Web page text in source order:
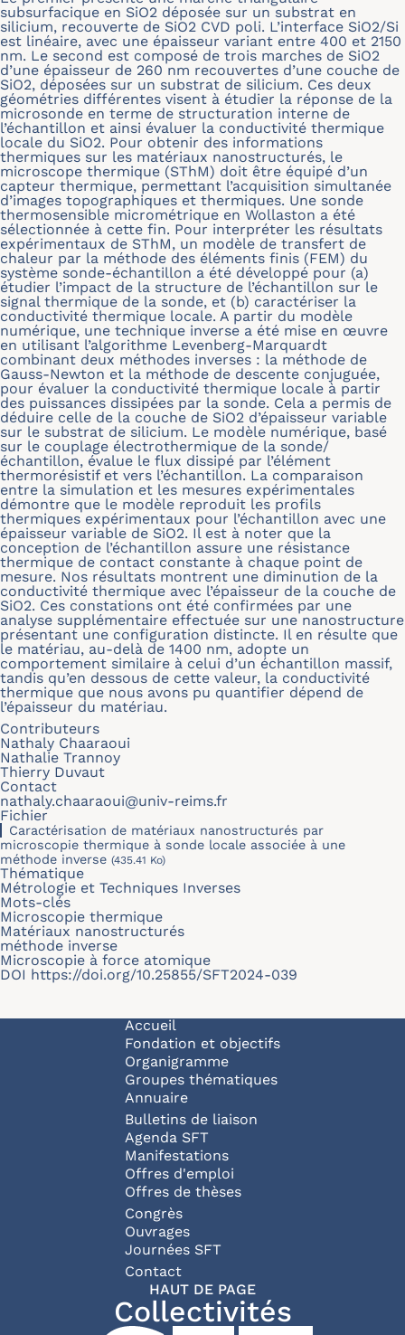
subsurfacique en SiO2 déposée sur un substrat en
silicium, recouverte de SiO2 CVD poli. L’interface SiO2/Si
est linéaire, avec une épaisseur variant entre 400 et 2150
nm. Le second est composé de trois marches de SiO2
d’une épaisseur de 260 nm recouvertes d’une couche de
SiO2, déposées sur un substrat de silicium. Ces deux
géométries différentes visent à étudier la réponse de la
microsonde en terme de structuration interne de
l’échantillon et ainsi évaluer la conductivité thermique
locale du SiO2. Pour obtenir des informations
thermiques sur les matériaux nanostructurés, le
microscope thermique (SThM) doit être équipé d’un
capteur thermique, permettant l’acquisition simultanée
d’images topographiques et thermiques. Une sonde
thermosensible micrométrique en Wollaston a été
sélectionnée à cette fin. Pour interpréter les résultats
expérimentaux de SThM, un modèle de transfert de
chaleur par la méthode des éléments finis (FEM) du
système sonde-échantillon a été développé pour (a)
étudier l’impact de la structure de l’échantillon sur le
signal thermique de la sonde, et (b) caractériser la
conductivité thermique locale. A partir du modèle
numérique, une technique inverse a été mise en œuvre
en utilisant l’algorithme Levenberg-Marquardt
combinant deux méthodes inverses : la méthode de
Gauss-Newton et la méthode de descente conjuguée,
pour évaluer la conductivité thermique locale à partir
des puissances dissipées par la sonde. Cela a permis de
déduire celle de la couche de SiO2 d’épaisseur variable
sur le substrat de silicium. Le modèle numérique, basé
sur le couplage électrothermique de la sonde/
échantillon, évalue le flux dissipé par l’élément
thermorésistif et vers l’échantillon. La comparaison
entre la simulation et les mesures expérimentales
démontre que le modèle reproduit les profils
thermiques expérimentaux pour l’échantillon avec une
épaisseur variable de SiO2. Il est à noter que la
conception de l’échantillon assure une résistance
thermique de contact constante à chaque point de
mesure. Nos résultats montrent une diminution de la
conductivité thermique avec l’épaisseur de la couche de
SiO2. Ces constations ont été confirmées par une
analyse supplémentaire effectuée sur une nanostructure
présentant une configuration distincte. Il en résulte que
le matériau, au-delà de 1400 nm, adopte un
comportement similaire à celui d’un échantillon massif,
tandis qu’en dessous de cette valeur, la conductivité
thermique que nous avons pu quantifier dépend de
l’épaisseur du matériau.
Contributeurs
Nathaly Chaaraoui
Nathalie Trannoy
Thierry Duvaut
Contact
nathaly.chaaraoui@univ-reims.fr
Fichier
Caractérisation de matériaux nanostructurés par
microscopie thermique à sonde locale associée à une
méthode inverse (435.41 Ko)
Thématique
Métrologie et Techniques Inverses
Mots-clés
Microscopie thermique
Matériaux nanostructurés
méthode inverse
Microscopie à force atomique
DOI https://doi.org/10.25855/SFT2024-039
Navigation principale
Accueil
Fondation et objectifs
Organigramme
Groupes thématiques
Annuaire
Bulletins de liaison
Agenda SFT
Manifestations
Offres d'emploi
Offres de thèses
Congrès
Ouvrages
Journées SFT
Pied de page
Contact
HAUT DE PAGE
Collectivités